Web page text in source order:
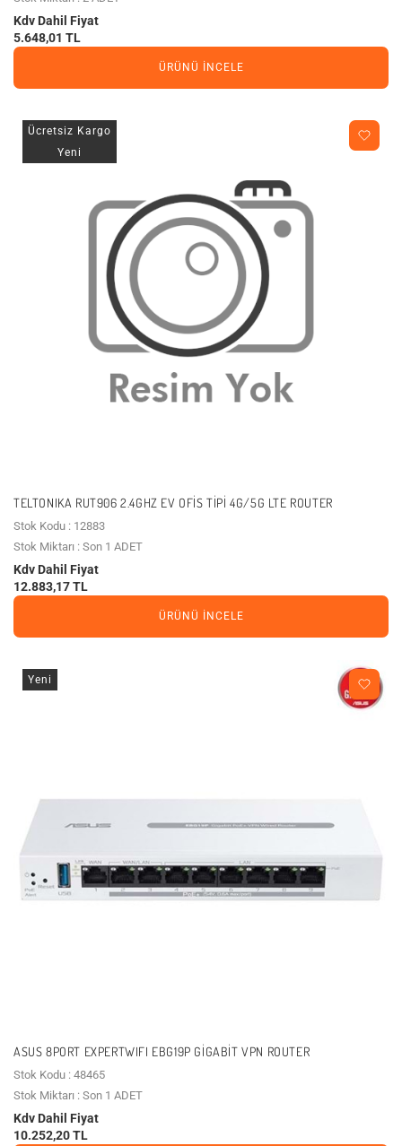
Kdv Dahil Fiyat
5.648,01 TL
ÜRÜNÜ İNCELE
Ücretsiz Kargo
Yeni
TELTONIKA RUT906 2.4GHZ EV OFIS TIPI 4G/5G LTE ROUTER
Stok Kodu : 12883
Stok Miktarı : Son 1 ADET
Kdv Dahil Fiyat
12.883,17 TL
ÜRÜNÜ İNCELE
Yeni
ASUS 8PORT EXPERTWIFI EBG19P GIGABIT VPN ROUTER
Stok Kodu : 48465
Stok Miktarı : Son 1 ADET
Kdv Dahil Fiyat
10.252,20 TL